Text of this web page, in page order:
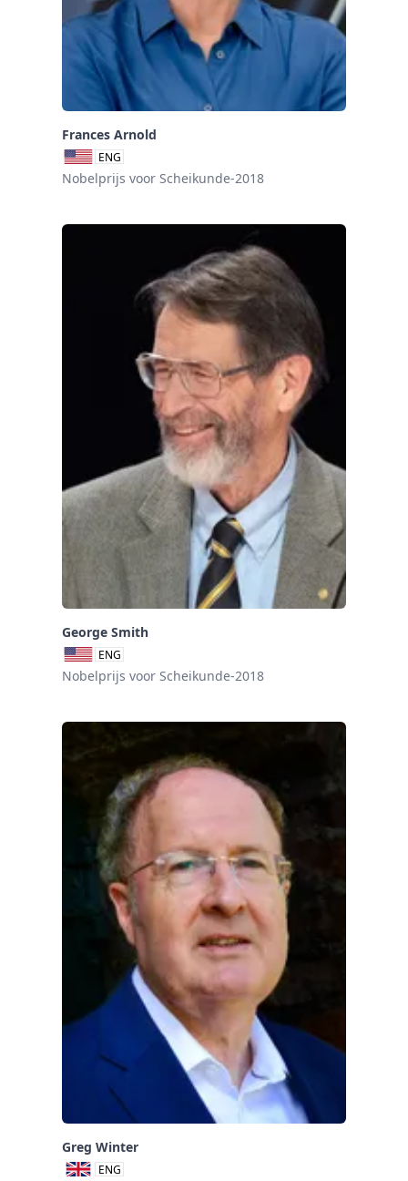
Frances Arnold
ENG
Nobelprijs voor Scheikunde-2018
George Smith
ENG
Nobelprijs voor Scheikunde-2018
Greg Winter
ENG